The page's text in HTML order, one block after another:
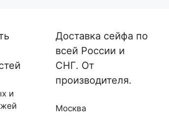
и
Доставка сейфа по
всей России и
СНГ. От
производителя.
Москва